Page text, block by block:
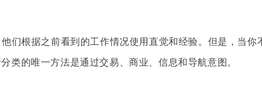
们根据之前看到的工作情况使用直觉和经验。但是，当你
类的唯一方法是通过交易、商业、信息和导航意图。